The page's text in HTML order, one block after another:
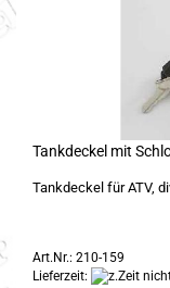
Tankdeckel mit
Tankdeckel für ATV,
Art.Nr.: 210-159
Lieferzeit: